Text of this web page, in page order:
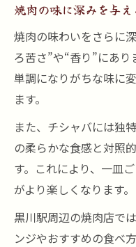
焼肉の味に深みを与
焼肉の味わいをさらに
ろ苦さ”や“香り”にあり
単調になりがちな味に
ます。
また、チシャバには独
の柔らかな食感と対照
す。これにより、一皿
がより楽しくなります。
黒川駅周辺の焼肉店で
ンジやおすすめの食べ